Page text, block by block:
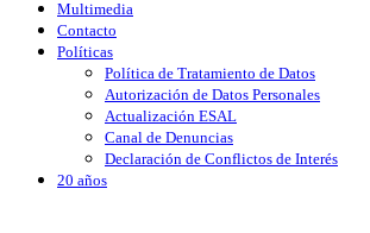
Multimedia
Contacto
Políticas
Política de Tratamiento de Datos
Autorización de Datos Personales
Actualización ESAL
Canal de Denuncias
Declaración de Conflictos de Interés
20 años